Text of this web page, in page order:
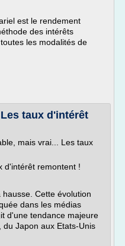
est le rendement
des intérêts
les modalités de
taux d'intérêt
mais vrai... Les taux
d'intérêt remontent !
Cette évolution
dans les médias
d'une tendance majeure
Japon aux Etats-Unis